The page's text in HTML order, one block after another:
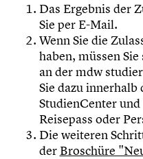
Das Ergebnis der
Sie per E-Mail.
Wenn Sie die
haben, müssen
an der mdw
Sie dazu innerhalb
StudienCenter
Reisepass oder
Die weiteren
der Broschüre